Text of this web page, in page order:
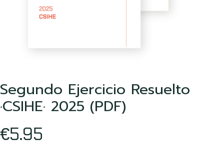
Segundo Ejercicio Resuelto
·CSIHE· 2025 (PDF)
€5.95